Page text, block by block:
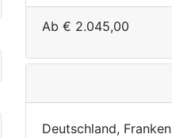
Ab € 2.045,00
Deutschland, Franken